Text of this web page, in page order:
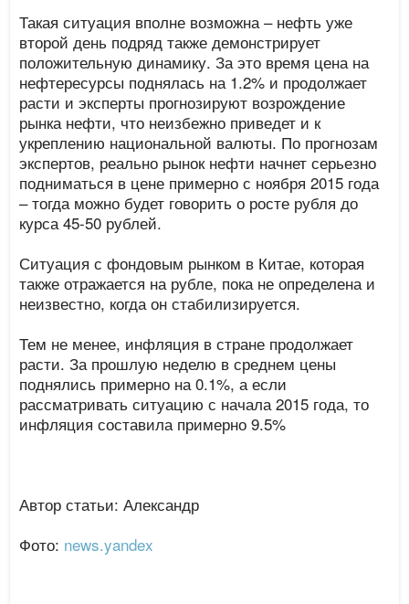
Такая ситуация вполне возможна – нефть уже
второй день подряд также демонстрирует
положительную динамику. За это время цена на
нефтересурсы поднялась на 1.2% и продолжает
расти и эксперты прогнозируют возрождение
рынка нефти, что неизбежно приведет и к
укреплению национальной валюты. По прогнозам
экспертов, реально рынок нефти начнет серьезно
подниматься в цене примерно с ноября 2015 года
– тогда можно будет говорить о росте рубля до
курса 45-50 рублей.
Ситуация с фондовым рынком в Китае, которая
также отражается на рубле, пока не определена и
неизвестно, когда он стабилизируется.
Тем не менее, инфляция в стране продолжает
расти. За прошлую неделю в среднем цены
поднялись примерно на 0.1%, а если
рассматривать ситуацию с начала 2015 года, то
инфляция составила примерно 9.5%
Автор статьи: Александр
Фото: news.yandex